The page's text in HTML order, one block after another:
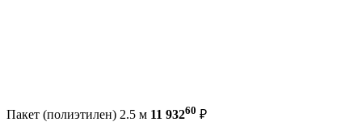
Пакет (полиэтилен) 2.5 м 11 93260 ₽